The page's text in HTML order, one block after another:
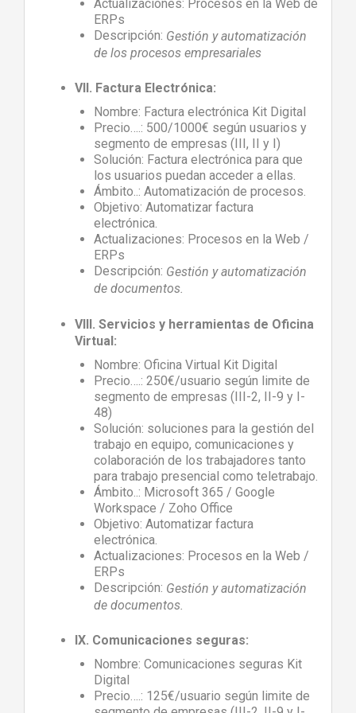
Actualizaciones: Procesos en la Web de
ERPs
Descripción: Gestión y automatización
de los procesos empresariales
VII. Factura Electrónica:
Nombre: Factura electrónica Kit Digital
Precio….: 500/1000€ según usuarios y
segmento de empresas (III, II y I)
Solución: Factura electrónica para que
los usuarios puedan acceder a ellas.
Ámbito..: Automatización de procesos.
Objetivo: Automatizar factura
electrónica.
Actualizaciones: Procesos en la Web /
ERPs
Descripción: Gestión y automatización
de documentos.
VIII. Servicios y herramientas de Oficina
Virtual:
Nombre: Oficina Virtual Kit Digital
Precio….: 250€/usuario según limite de
segmento de empresas (III-2, II-9 y I-
48)
Solución: soluciones para la gestión del
trabajo en equipo, comunicaciones y
colaboración de los trabajadores tanto
para trabajo presencial como teletrabajo.
Ámbito..: Microsoft 365 / Google
Workspace / Zoho Office
Objetivo: Automatizar factura
electrónica.
Actualizaciones: Procesos en la Web /
ERPs
Descripción: Gestión y automatización
de documentos.
IX. Comunicaciones seguras:
Nombre: Comunicaciones seguras Kit
Digital
Precio….: 125€/usuario según limite de